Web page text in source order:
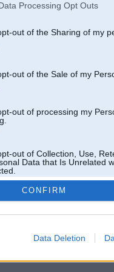
Processing Opt Outs
out of the Sharing of my
out of the Sale of my
out of processing my
out of Collection, Use,
Data that Is Unrelated
CONFIRM
Data Deletion
nav saistīts ar